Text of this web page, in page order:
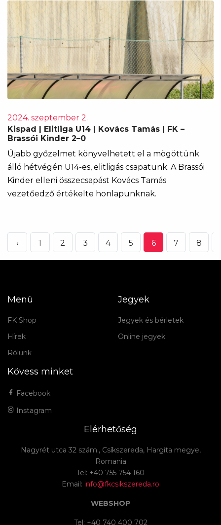
2024. szeptember 2.
Kispad | Elitliga U14 | Kovács Tamás | FK –
Brassói Kinder 2–0
Újabb győzelmet könyvelhetett el a mögöttünk
álló hétvégén U14-es, elitligás csapatunk. A Brassói
Kinder elleni összecsapást Kovács Tamás
vezetőedző értékelte honlapunknak.
‹ 1 2 3 4 5 6 7 8
Menü
FK Shop
Hírek
Rólunk
Jegyek
Jegyek és bérletek
Online jegyek
Kövess minket
Facebook
Instagram
Elérhetőség
Nagyrét utca 32 szám., Csíkszereda, Hargita megye,
Romania
Tel: +40 755 754 160
Email: info@fkcsikszereda.ro
WEBSHOP
Tel: +40 740 400 702